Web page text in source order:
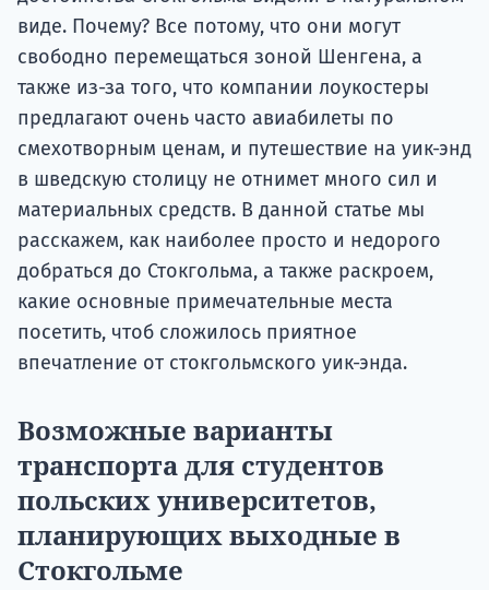
виде. Почему? Все потому, что они могут
свободно перемещаться зоной Шенгена, а
также из-за того, что компании лоукостеры
предлагают очень часто авиабилеты по
смехотворным ценам, и путешествие на уик-энд
в шведскую столицу не отнимет много сил и
материальных средств. В данной статье мы
расскажем, как наиболее просто и недорого
добраться до Стокгольма, а также раскроем,
какие основные примечательные места
посетить, чтоб сложилось приятное
впечатление от стокгольмского уик-энда.
Возможные варианты
транспорта для студентов
польских университетов,
планирующих выходные в
Стокгольме